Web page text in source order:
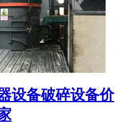
设备破碎设备价